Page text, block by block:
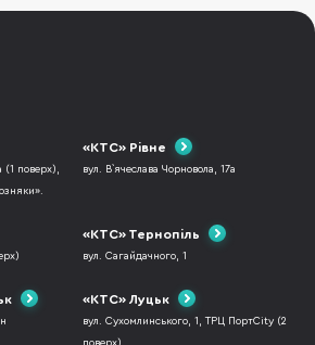
(1 поверх),
«КТС» Рівне
вул. В`ячеслава Чорновола, 17а
«КТС» Тернопіль
вул. Сагайдачного, 1
«КТС» Луцьк
вул. Сухомлинського, 1, ТРЦ ПортCity (2